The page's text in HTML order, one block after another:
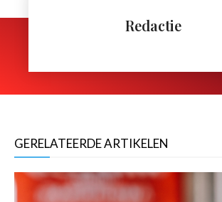
Redactie
GERELATEERDE ARTIKELEN